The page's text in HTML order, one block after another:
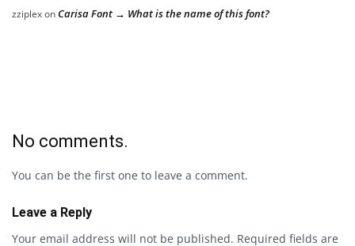
zziplexon Carisa Font → What is the name of this font?
No comments.
You can be the first one to leave a comment.
Leave a Reply
Your email address will not be published. Required fields are